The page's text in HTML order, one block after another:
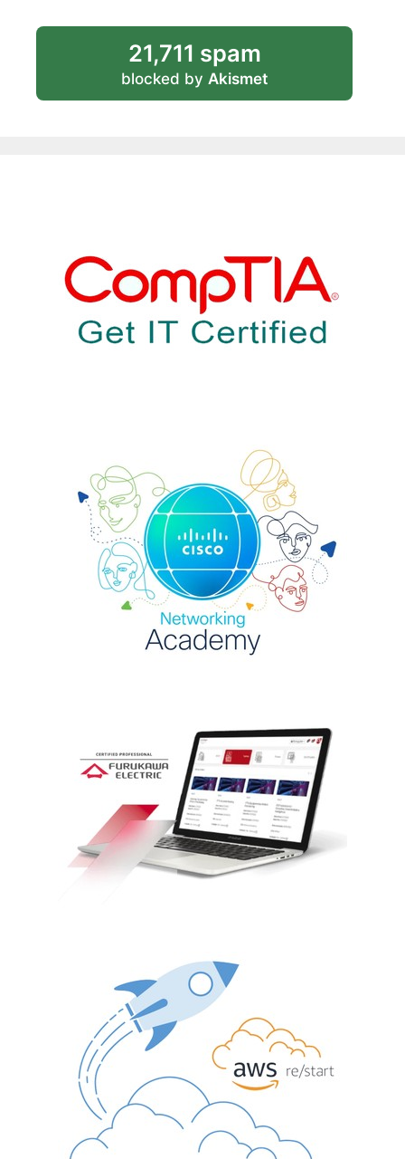
21,711 spam
blocked by Akismet